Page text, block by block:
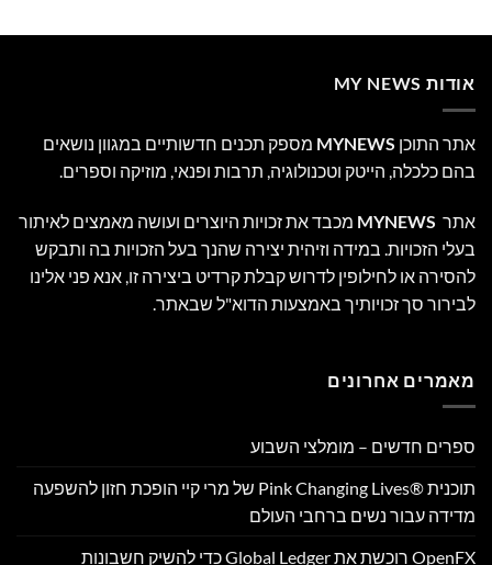
אודות MY NEWS
אתר התוכן MYNEWS מספק תכנים חדשותיים במגוון נושאים
בהם כלכלה, הייטק וטכנולוגיה, תרבות ופנאי, מוזיקה וספרים.
אתר MYNEWS מכבד את זכויות היוצרים ועושה מאמצים לאיתור
בעלי הזכויות. במידה וזיהית יצירה שהנך בעל הזכויות בה ותבקש
להסירה או לחילופין לדרוש קבלת קרדיט ביצירה זו, אנא פני אלינו
לבירור סך זכויותיך באמצעות הדוא"ל שבאתר.
מאמרים אחרונים
ספרים חדשים – מומלצי השבוע
תוכנית Pink Changing Lives®‎ של מרי קיי הופכת חזון להשפעה
מדידה עבור נשים ברחבי העולם
OpenFX רוכשת את Global Ledger כדי להשיק חשבונות